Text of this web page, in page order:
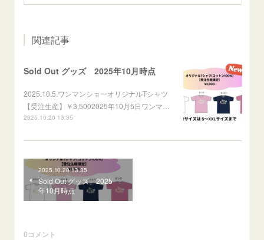
関連記事
Sold Out グッズ 2025年10月時点
2025.10.5.ワンマンショーオリジナルTシャツ
【受注生産】￥3,5002025年10月5日ワンマ…
2025.10.20 13:35
2025.10.20 13:35
Sold Out グッズ 2025
年10月時点
0コメント